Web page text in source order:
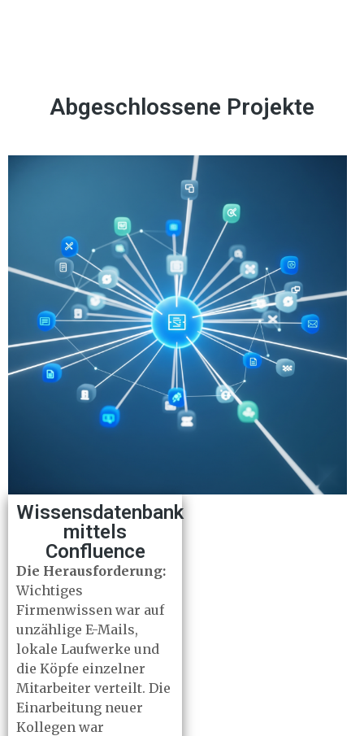
Abgeschlossene Projekte
Wissensdatenbank
mittels
Confluence
Die Herausforderung:
Wichtiges
Firmenwissen war auf
unzählige E-Mails,
lokale Laufwerke und
die Köpfe einzelner
Mitarbeiter verteilt. Die
Einarbeitung neuer
Kollegen war